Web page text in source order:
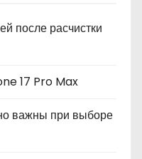
после расчистки
17 Pro Max
важны при выборе